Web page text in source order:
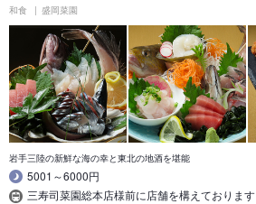
和食 盛岡菜園
岩手三陸の新鮮な海の幸と東北の地酒を堪能
5001～6000円
三寿司菜園総本店様前に店舗を構えております